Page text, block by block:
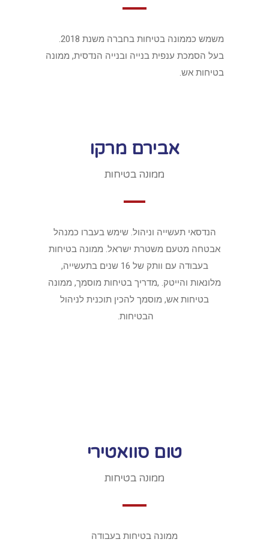
משמש כממונה בטיחות בחברה משנת 2018.
בעל הסמכת ענפית בנייה ובנייה הנדסית, ממונה
בטיחות אש.
אבירם מרקו
ממונה בטיחות
הנדסאי תעשייה וניהול. שימש בעברו כמנהל
אבטחה מטעם משטרת ישראל. ממונה בטיחות
בעבודה עם וותק של 16 שנים בתעשייה,
מלונאות והייטק. ,מדריך בטיחות מוסמך, ממונה
בטיחות אש, מוסמך להכין תוכנית לניהול
הבטיחות.
טום סוואטירי
ממונה בטיחות
ממונה בטיחות בעבודה